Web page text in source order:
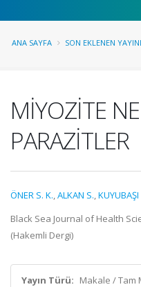
ANA SAYFA SON EKLENEN
MİYOZİTE
PARAZİTLER
ÖNER S. K.,ALKAN S.,KUYUBAŞI
Black Sea Journal of Health
(Hakemli Dergi)
Yayın Türü: Makale / Tam